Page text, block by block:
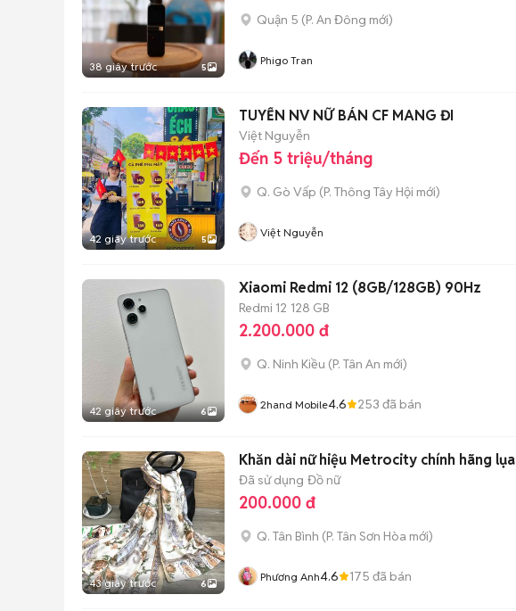
38 giây trước 5
Quận 5 (P. An Đông mới)
Phigo Tran
42 giây trước 5
TUYỂN NV NỮ BÁN CF MANG ĐI
Việt Nguyễn
Đến 5 triệu/tháng
Q. Gò Vấp (P. Thông Tây Hội mới)
Việt Nguyễn
42 giây trước 6
Xiaomi Redmi 12 (8GB/128GB) 90Hz
Redmi 12 128 GB
2.200.000 đ
Q. Ninh Kiều (P. Tân An mới)
2hand Mobile4.6 253 đã bán
43 giây trước 6
Khăn dài nữ hiệu Metrocity chính hãng lụa
Đã sử dụng Đồ nữ
200.000 đ
Q. Tân Bình (P. Tân Sơn Hòa mới)
Phương Anh4.6 175 đã bán